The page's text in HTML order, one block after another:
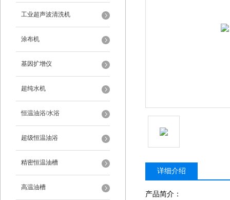
工业超声波清洗机
涂布机
基因扩增仪
超纯水机
恒温油浴/水浴
超级恒温油浴
精密恒温油槽
高温油槽
详细介绍
产品简介：